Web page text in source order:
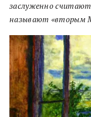
заслуженно
называют «вторым